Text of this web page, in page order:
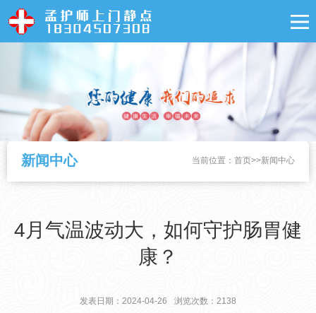
新闻中心 当前位置： 首页>>新闻中心
4月气温波动大，如何守护肠胃健
康？
发表日期：2024-04-26 浏览次数：2138